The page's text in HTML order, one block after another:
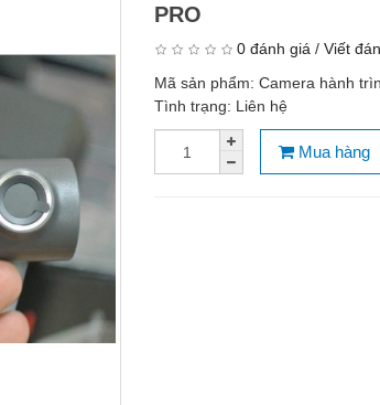
PRO
0 đánh giá / Viết
Mã sản phẩm: Camera hành
Tình trạng: Liên hệ
Mua hàng